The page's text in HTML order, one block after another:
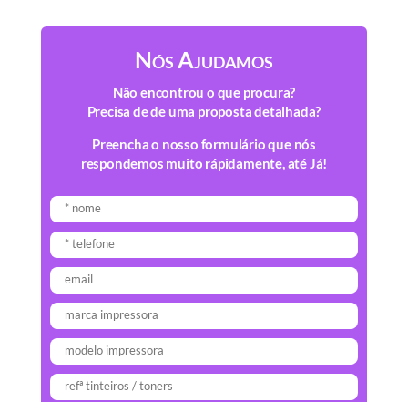
Nós Ajudamos
Não encontrou o que procura?
Precisa de de uma proposta detalhada?
Preencha o nosso formulário que nós
respondemos muito rápidamente, até Já!